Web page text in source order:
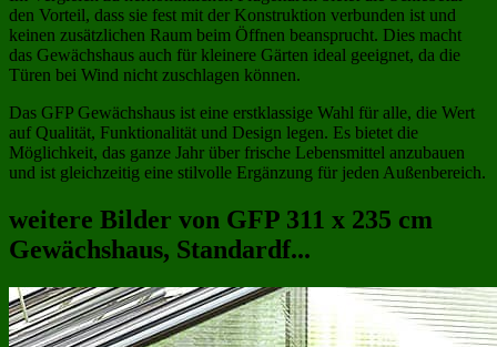
den Vorteil, dass sie fest mit der Konstruktion verbunden ist und
keinen zusätzlichen Raum beim Öffnen beansprucht. Dies macht
das Gewächshaus auch für kleinere Gärten ideal geeignet, da die
Türen bei Wind nicht zuschlagen können.
Das GFP Gewächshaus ist eine erstklassige Wahl für alle, die Wert
auf Qualität, Funktionalität und Design legen. Es bietet die
Möglichkeit, das ganze Jahr über frische Lebensmittel anzubauen
und ist gleichzeitig eine stilvolle Ergänzung für jeden Außenbereich.
weitere Bilder von GFP 311 x 235 cm
Gewächshaus, Standardf...